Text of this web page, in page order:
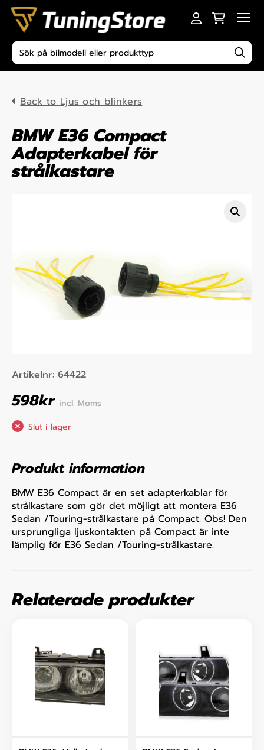
Skip to content
Produktsökning
Back to Ljus och blinkers
BMW E36 Compact
Adapterkabel för
strålkastare
Artikelnr: 64422
598kr incl. Moms
Slut i lager
Produkt information
BMW E36 Compact är en set adapterkablar för
strålkastare som gör det möjligt att montera E36
Sedan /Touring-strålkastare på Compact. Obs! Den
ursprungliga ljuskontakten på Compact är inte
lämplig för E36 Sedan /Touring-strålkastare.
Relaterade produkter